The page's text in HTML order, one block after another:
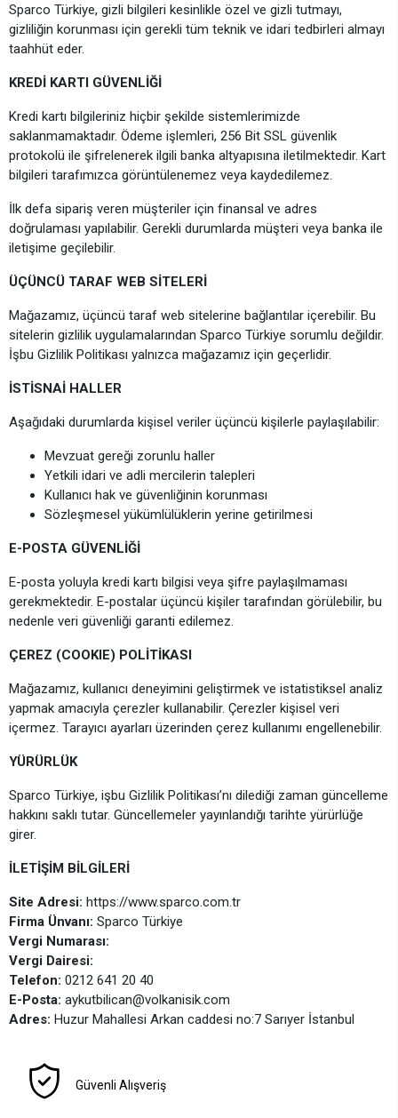
Sparco Türkiye, gizli bilgileri kesinlikle özel ve gizli tutmayı,
gizliliğin korunması için gerekli tüm teknik ve idari tedbirleri almayı
taahhüt eder.
KREDİ KARTI GÜVENLİĞİ
Kredi kartı bilgileriniz hiçbir şekilde sistemlerimizde
saklanmamaktadır. Ödeme işlemleri, 256 Bit SSL güvenlik
protokolü ile şifrelenerek ilgili banka altyapısına iletilmektedir. Kart
bilgileri tarafımızca görüntülenemez veya kaydedilemez.
İlk defa sipariş veren müşteriler için finansal ve adres
doğrulaması yapılabilir. Gerekli durumlarda müşteri veya banka ile
iletişime geçilebilir.
ÜÇÜNCÜ TARAF WEB SİTELERİ
Mağazamız, üçüncü taraf web sitelerine bağlantılar içerebilir. Bu
sitelerin gizlilik uygulamalarından Sparco Türkiye sorumlu değildir.
İşbu Gizlilik Politikası yalnızca mağazamız için geçerlidir.
İSTİSNAİ HALLER
Aşağıdaki durumlarda kişisel veriler üçüncü kişilerle paylaşılabilir:
Mevzuat gereği zorunlu haller
Yetkili idari ve adli mercilerin talepleri
Kullanıcı hak ve güvenliğinin korunması
Sözleşmesel yükümlülüklerin yerine getirilmesi
E-POSTA GÜVENLİĞİ
E-posta yoluyla kredi kartı bilgisi veya şifre paylaşılmaması
gerekmektedir. E-postalar üçüncü kişiler tarafından görülebilir, bu
nedenle veri güvenliği garanti edilemez.
ÇEREZ (COOKIE) POLİTİKASI
Mağazamız, kullanıcı deneyimini geliştirmek ve istatistiksel analiz
yapmak amacıyla çerezler kullanabilir. Çerezler kişisel veri
içermez. Tarayıcı ayarları üzerinden çerez kullanımı engellenebilir.
YÜRÜRLÜK
Sparco Türkiye, işbu Gizlilik Politikası’nı dilediği zaman güncelleme
hakkını saklı tutar. Güncellemeler yayınlandığı tarihte yürürlüğe
girer.
İLETİŞİM BİLGİLERİ
Site Adresi: https://www.sparco.com.tr
Firma Ünvanı: Sparco Türkiye
Vergi Numarası:
Vergi Dairesi:
Telefon: 0212 641 20 40
E-Posta: aykutbilican@volkanisik.com
Adres: Huzur Mahallesi Arkan caddesi no:7 Sarıyer İstanbul
Güvenli Alışveriş